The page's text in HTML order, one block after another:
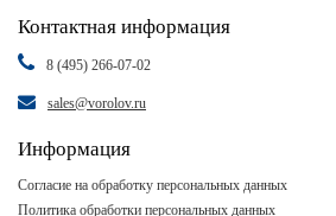
Контактная информация
8 (495) 266-07-02
sales@vorolov.ru
Информация
Согласие на обработку персональных данных
Политика обработки персональных данных